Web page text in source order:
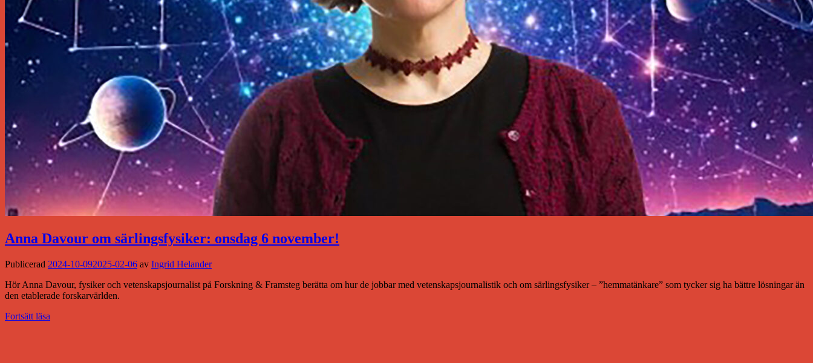
Anna Davour om särlingsfysiker: onsdag 6 november!
Publicerad 2024-10-092025-02-06 av Ingrid Helander
Hör Anna Davour, fysiker och vetenskapsjournalist på Forskning & Framsteg berätta om hur de jobbar med vetenskapsjournalistik och om särlingsfysiker – ”hemmatänkare” som tycker sig ha bättre lösningar än
den etablerade forskarvärlden.
Fortsätt läsa